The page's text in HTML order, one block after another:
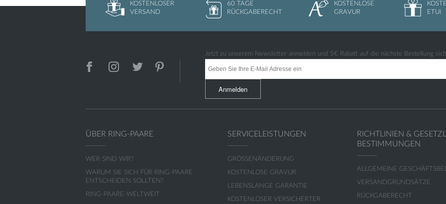
KOSTENLOSER
VERSAND
60 TAGE
RÜCKGABERECHT
KOSTENLOSE
GRAVUR
ETUI
Jetzt zu unserem Newsletter anmelden und 5€ Rabatt auf die nächste Bestellung
Anmelden
ÜBER RING-PAARE
WER SIND WIR?
WARUM SIE SICH FÜR RING-PAARE
ENTSCHEIDEN SOLLTEN?
RING-PAARE-WELTWEIT
SERVICELEISTUNGEN
GRÖSSENÄNDERUNG
KOSTENLOSE GRAVUR
LEBENSLANGE GARANTIE
KOSTENLOSER VERSICHERTER
RICHTLINIEN &
BESTIMMUNGEN
ALLGEMEINE
VERSANDGRUNDSÄTZE
RÜCKGABERECHT